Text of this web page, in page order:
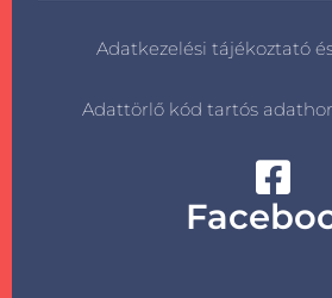
Adatkezelési tájékoztató
Adattörlő kód tartós